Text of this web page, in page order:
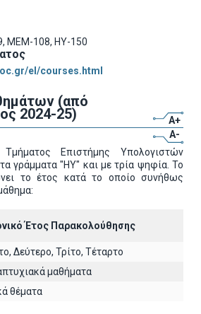
ΜΕΜ-108, ΗΥ-150
el/courses.html
(από
2024-25)
A+
A-
Επιστήμης Υπολογιστών
γράμματα "ΗΥ" και με τρία ψηφία. Το
το έτος κατά το οποίο συνήθως
Έτος Παρακολούθησης
Δεύτερο, Τρίτο, Τέταρτο
μαθήματα
θέματα